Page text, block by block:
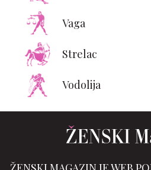
Vaga
Strelac
Vodolija